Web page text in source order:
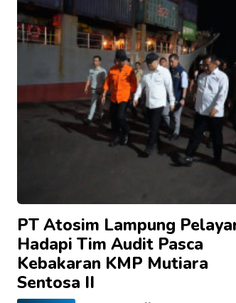
PT Atosim Lampung
Hadapi Tim Audit Pasca
Kebakaran KMP Mutiara
Sentosa II